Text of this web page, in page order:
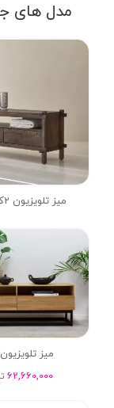
مدل های
میز تلویزیون 2کشو ارکو
میز تلویزیون
62,660,000